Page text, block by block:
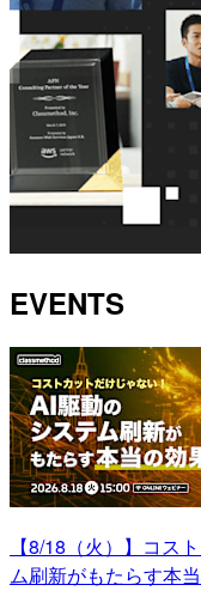
EVENTS
【8/18（火）】コス
ム刷新がもたらす本